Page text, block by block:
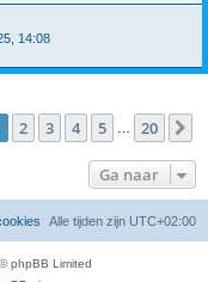
14:08
van 20
2 3 4 5 20
Ga naar
Alle tijden zijn UTC+02:00
phpBB Limited